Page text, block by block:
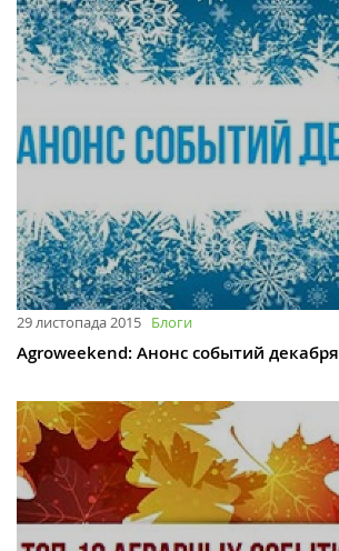
29 листопада 2015 Блоги
Agroweekend: Анонс событий декабря